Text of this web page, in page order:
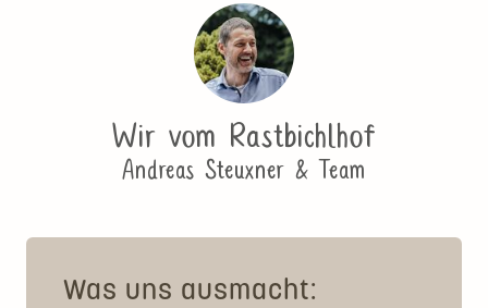
Wir vom Rastbichlhof
Andreas Steuxner & Team
Was uns ausmacht: